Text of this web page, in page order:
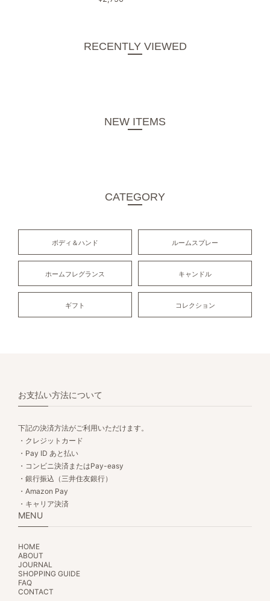
RECENTLY VIEWED
NEW ITEMS
CATEGORY
ボディ＆ハンド ルームスプレー
ホームフレグランス キャンドル
ギフト コレクション
お支払い方法について
下記の決済方法がご利用いただけます。
・クレジットカード
・Pay ID あと払い
・コンビニ決済またはPay-easy
・銀行振込（三井住友銀行）
・Amazon Pay
・キャリア決済
MENU
HOME
ABOUT
JOURNAL
SHOPPING GUIDE
FAQ
CONTACT